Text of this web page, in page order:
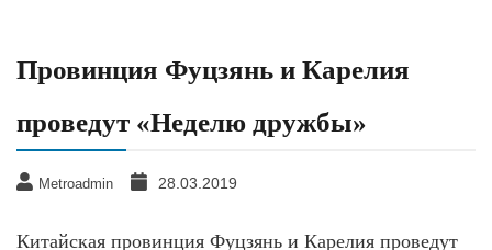
Провинция Фуцзянь и Карелия
проведут «Неделю дружбы»
Metroadmin 28.03.2019
Китайская провинция Фуцзянь и Карелия проведут